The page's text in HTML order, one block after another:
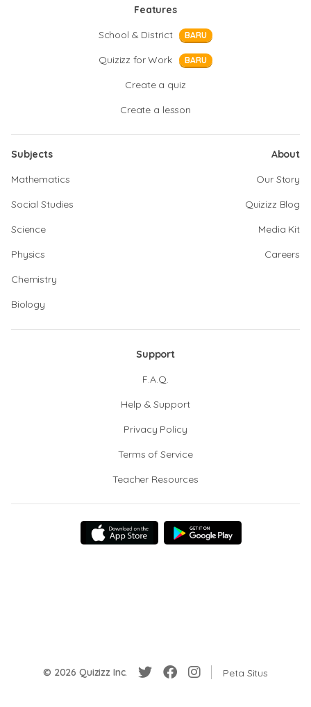
Features
School & District
BARU
Quizizz for Work BARU
Create a quiz
Create a lesson
Subjects
Mathematics
Social Studies
Science
Physics
Chemistry
Biology
About
Our Story
Quizizz Blog
Media Kit
Careers
Support
F.A.Q.
Help & Support
Privacy Policy
Terms of Service
Teacher Resources
© 2026 Quizizz Inc. Peta Situs